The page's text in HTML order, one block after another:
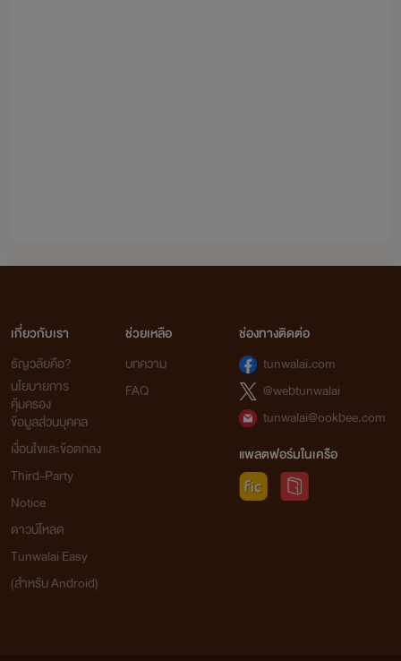
เกี่ยวกับเรา
ธัญวลัยคือ?
นโยบายการ
คุ้มครอง
ข้อมูลส่วนบุคคล
เงื่อนไขและข้อตกลง
Third-Party
Notice
ดาวน์โหลด
Tunwalai Easy
(สำหรับ Android)
ช่วยเหลือ
บทความ
FAQ
ช่องทางติดต่อ
tunwalai.com
@webtunwalai
tunwalai@ookbee.com
แพลตฟอร์มในเครือ